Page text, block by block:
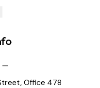
—
Office 478